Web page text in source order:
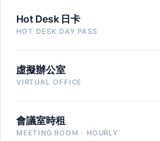
Hot Desk 日卡
HOT DESK DAY PASS
虛擬辦公室
VIRTUAL OFFICE
會議室時租
MEETING ROOM · HOURLY